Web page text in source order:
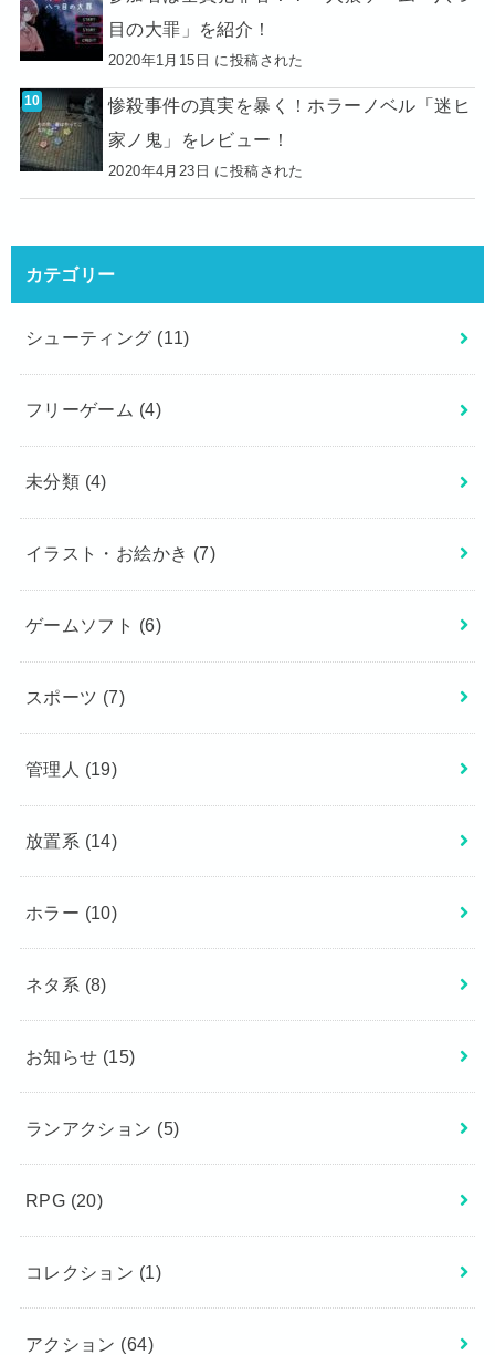
目の大罪」を紹介！
2020年1月15日 に投稿された
惨殺事件の真実を暴く！ホラーノベル「迷ヒ
家ノ鬼」をレビュー！
2020年4月23日 に投稿された
カテゴリー
シューティング (11)
フリーゲーム (4)
未分類 (4)
イラスト・お絵かき (7)
ゲームソフト (6)
スポーツ (7)
管理人 (19)
放置系 (14)
ホラー (10)
ネタ系 (8)
お知らせ (15)
ランアクション (5)
RPG (20)
コレクション (1)
アクション (64)